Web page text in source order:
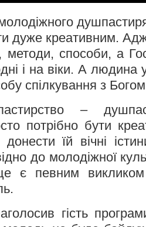
дуже креативним.
методи, способи, а
і на віки. А людина
спілкування з
–
потрібно бути
їй вічні
до молодіжної
є певним
гість